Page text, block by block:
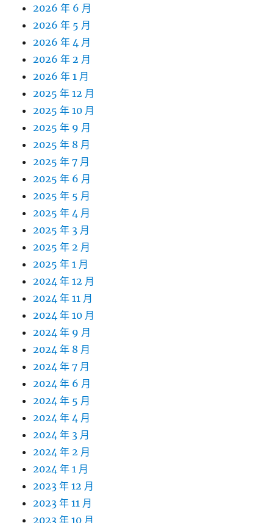
2026 年 6 月
2026 年 5 月
2026 年 4 月
2026 年 2 月
2026 年 1 月
2025 年 12 月
2025 年 10 月
2025 年 9 月
2025 年 8 月
2025 年 7 月
2025 年 6 月
2025 年 5 月
2025 年 4 月
2025 年 3 月
2025 年 2 月
2025 年 1 月
2024 年 12 月
2024 年 11 月
2024 年 10 月
2024 年 9 月
2024 年 8 月
2024 年 7 月
2024 年 6 月
2024 年 5 月
2024 年 4 月
2024 年 3 月
2024 年 2 月
2024 年 1 月
2023 年 12 月
2023 年 11 月
2023 年 10 月